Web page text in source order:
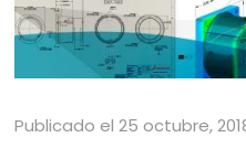
Publicado el 25 octubre,